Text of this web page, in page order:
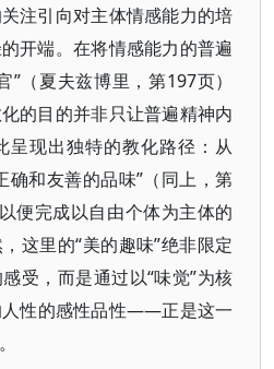
注引向对主体情感能力的培
开端。在将情感能力的普遍
”（夏夫兹博里，第197页）
的目的并非只让普遍精神内
呈现出独特的教化路径：从
确和友善的品味”（同上，第
便完成以自由个体为主体的
这里的“美的趣味”绝非限定
受，而是通过以“味觉”为核
人性的感性品性——正是这一